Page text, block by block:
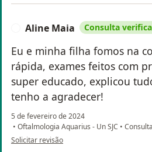
Aline Maia Consulta
Eu e minha filha fomos na
rápida, exames feitos com
super educado, explicou
tenho a agradecer!
5 de fevereiro de 2024
• Oftalmologia Aquarius - Un SJC •
na opinião do utilizador Aline Maia
Solicitar revisão